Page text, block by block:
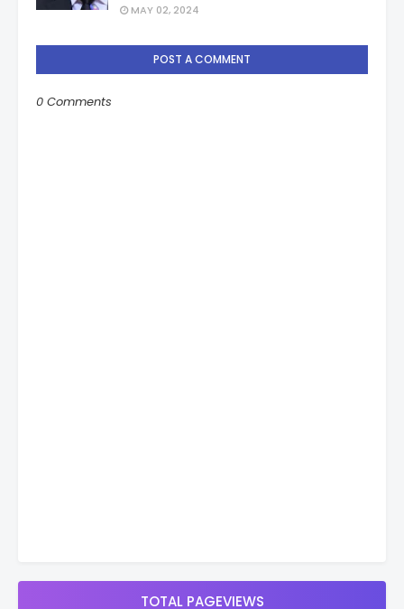
MAY 02, 2024
POST A COMMENT
0 Comments
TOTAL PAGEVIEWS